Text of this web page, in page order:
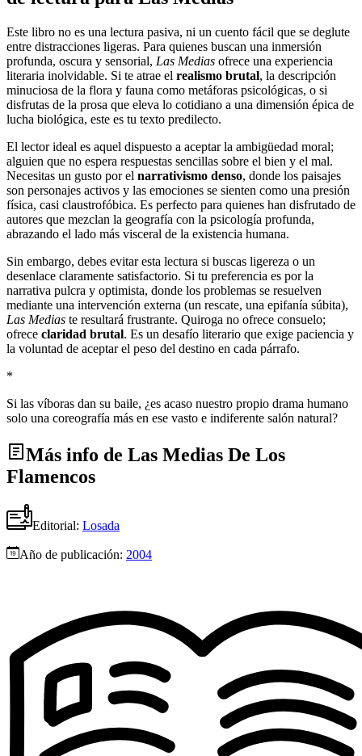
Este libro no es una lectura pasiva, ni un cuento fácil que se deglute
entre distracciones ligeras. Para quienes buscan una inmersión
profunda, oscura y sensorial, Las Medias ofrece una experiencia
literaria inolvidable. Si te atrae el realismo brutal, la descripción
minuciosa de la flora y fauna como metáforas psicológicas, o si
disfrutas de la prosa que eleva lo cotidiano a una dimensión épica de
lucha biológica, este es tu texto predilecto.
El lector ideal es aquel dispuesto a aceptar la ambigüedad moral;
alguien que no espera respuestas sencillas sobre el bien y el mal.
Necesitas un gusto por el narrativismo denso, donde los paisajes
son personajes activos y las emociones se sienten como una presión
física, casi claustrofóbica. Es perfecto para quienes han disfrutado de
autores que mezclan la geografía con la psicología profunda,
abrazando el lado más visceral de la existencia humana.
Sin embargo, debes evitar esta lectura si buscas ligereza o un
desenlace claramente satisfactorio. Si tu preferencia es por la
narrativa pulcra y optimista, donde los problemas se resuelven
mediante una intervención externa (un rescate, una epifanía súbita),
Las Medias te resultará frustrante. Quiroga no ofrece consuelo;
ofrece claridad brutal. Es un desafío literario que exige paciencia y
la voluntad de aceptar el peso del destino en cada párrafo.
*
Si las víboras dan su baile, ¿es acaso nuestro propio drama humano
solo una coreografía más en ese vasto e indiferente salón natural?
Más info de Las Medias De Los
Flamencos
Editorial: Losada
Año de publicación: 2004